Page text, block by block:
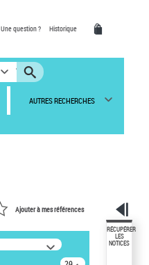
Une question ? Historique
AUTRES RECHERCHES
Ajouter à mes références
RÉCUPÉRER
LES
NOTICES